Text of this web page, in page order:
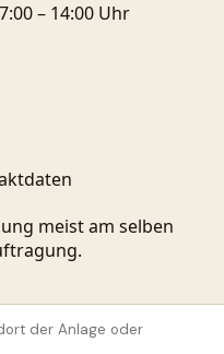
– 14:00 Uhr
meist am selben